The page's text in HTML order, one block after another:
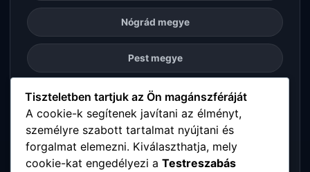
Nógrád megye
Pest megye
Somogy megye
Szabolcs-Szatmár-Bereg megye
Tolna megye
Tiszteletben tartjuk az Ön magánszféráját
A cookie-k segítenek javítani az élményt,
személyre szabott tartalmat nyújtani és
forgalmat elemezni. Kiválaszthatja, mely
cookie-kat engedélyezi a Testreszabás